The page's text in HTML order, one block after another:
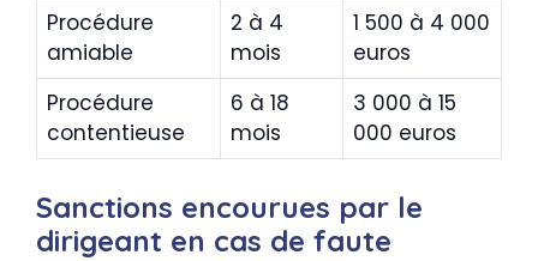
Procédure
amiable
2 à 4
mois
1 500 à 4 000
euros
Procédure
contentieuse
6 à 18
mois
3 000 à 15
000 euros
Sanctions encourues par le
dirigeant en cas de faute